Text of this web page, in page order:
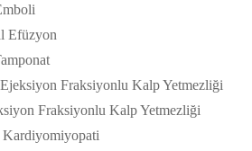
Efüzyon
Fraksiyonlu Kalp Yetmezliği
Fraksiyonlu Kalp Yetmezliği